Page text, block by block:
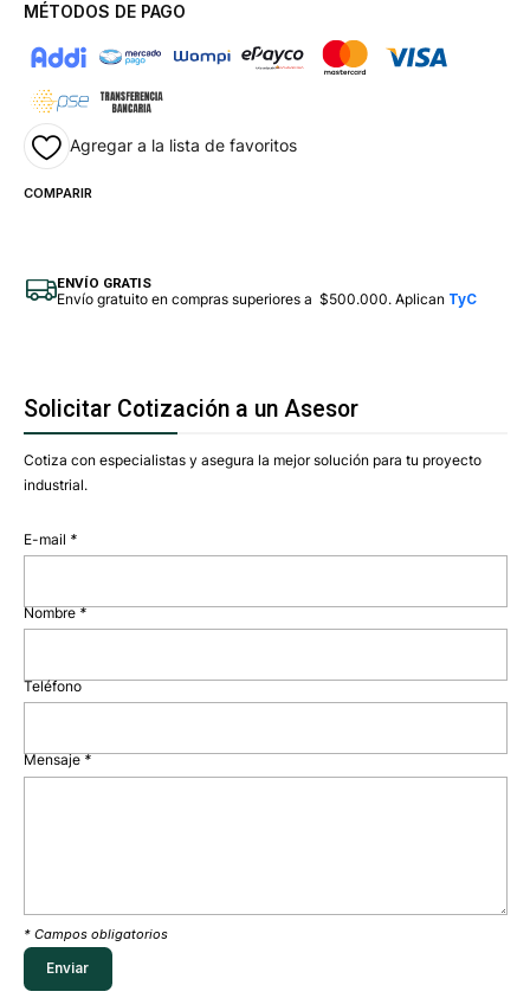
MÉTODOS DE PAGO
Agregar a la lista de favoritos
COMPARIR
ENVÍO GRATIS
Envío gratuito en compras superiores a $500.000. Aplican TyC
Solicitar Cotización a un Asesor
Cotiza con especialistas y asegura la mejor solución para tu proyecto
industrial.
E-mail *
Nombre*
Teléfono
Mensaje *
* Campos obligatorios